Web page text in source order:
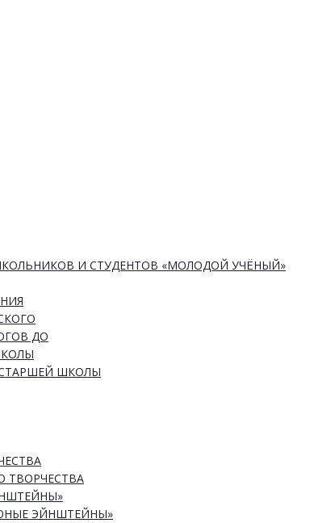
И СТУДЕНТОВ «МОЛОДОЙ УЧЁНЫЙ»
ДО
ШКОЛЫ
ТВОРЧЕСТВА
ЭЙНШТЕЙНЫ»